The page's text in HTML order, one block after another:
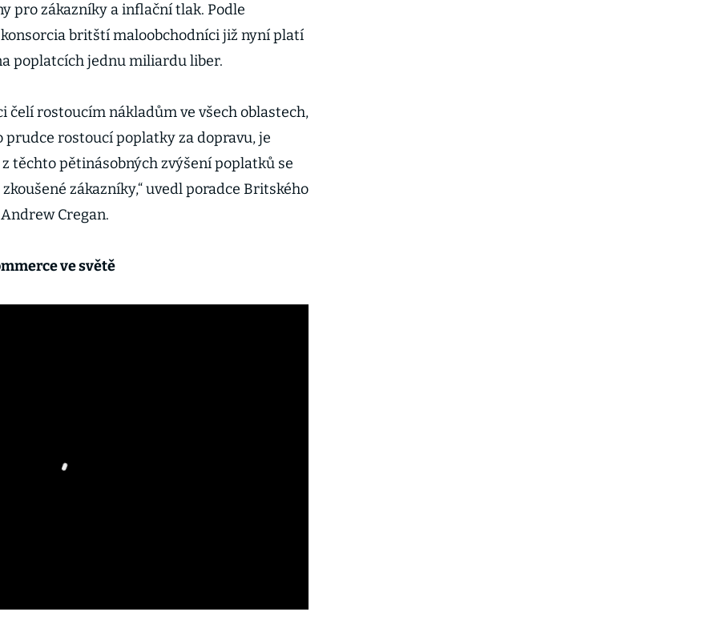
pro zákazníky a inflační tlak. Podle
britští maloobchodníci již nyní platí
poplatcích jednu miliardu liber.
čelí rostoucím nákladům ve všech oblastech,
prudce rostoucí poplatky za dopravu, je
těchto pětinásobných zvýšení poplatků se
zákazníky,“ uvedl poradce Britského
Cregan.
ve světě